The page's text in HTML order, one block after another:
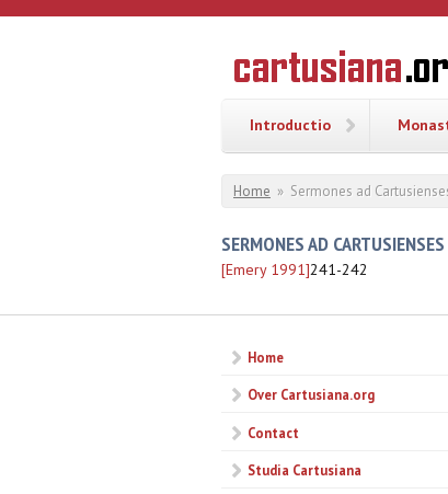
Overslaan en naar de inhoud gaan
Geschiedenis
van de
Introductio
U bent hier
Home » Sermones ad
SERMONES AD
[Emery 1991]241-242
Home
Over Cartusiana.org
Contact
Studia Cartusiana